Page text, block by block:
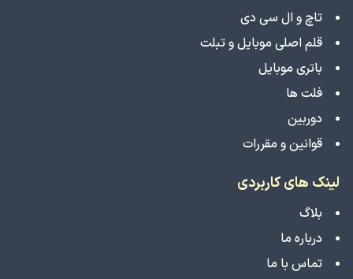
تاچ و ال سی دی
قلم اصلی موبایل و تبلت
باتری موبایل
فلت ها
دوربین
قوانین و مقررات
لینک های کاربردی
بلاگ
درباره ما
تماس با ما